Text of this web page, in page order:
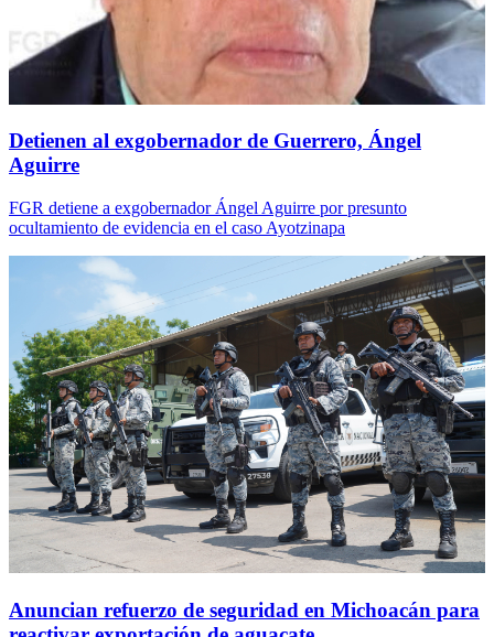
Detienen al exgobernador de Guerrero, Ángel
Aguirre
FGR detiene a exgobernador Ángel Aguirre por presunto
ocultamiento de evidencia en el caso Ayotzinapa
Anuncian refuerzo de seguridad en Michoacán para